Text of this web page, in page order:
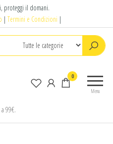
proteggi il domani.
| Termini e Condizioni |
Menu
0
99€.